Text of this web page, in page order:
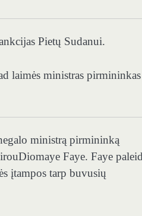
Pietų Sudanui.
laimės ministras pirmininkas
ministrą pirmininką
Faye. Faye
įtampos tarp buvusių